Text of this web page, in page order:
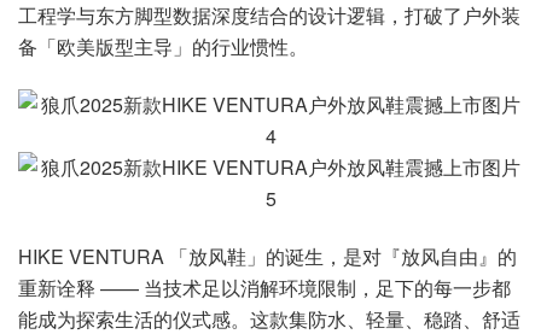
工程学与东方脚型数据深度结合的设计逻辑，打破了户外装
备「欧美版型主导」的行业惯性。
HIKE VENTURA 「放风鞋」的诞生，是对『放风自由』的
重新诠释 —— 当技术足以消解环境限制，足下的每一步都
能成为探索生活的仪式感。这款集防水、轻量、稳踏、舒适